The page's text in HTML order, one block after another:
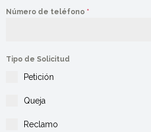
Número de teléfono *
Tipo de Solicitud
Petición
Queja
Reclamo